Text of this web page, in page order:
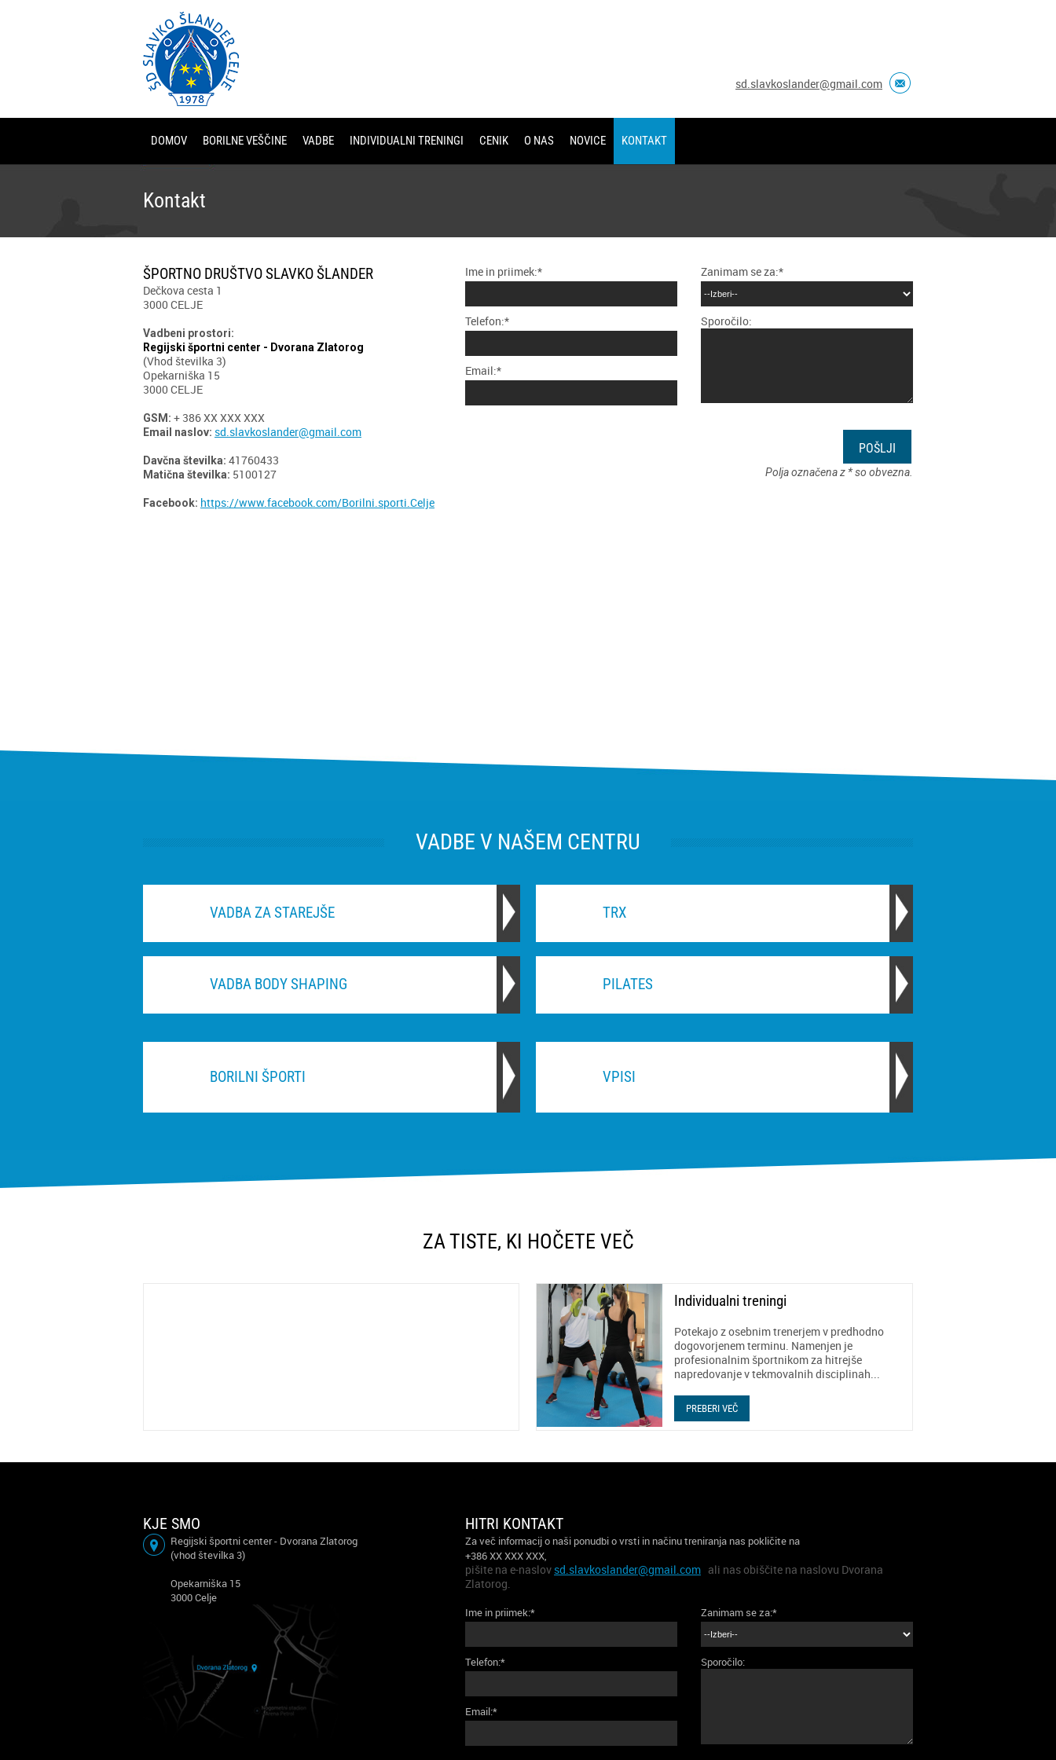
sd.slavkoslander@gmail.com
DOMOV BORILNE VEŠČINE VADBE INDIVIDUALNI TRENINGI CENIK O NAS NOVICE KONTAKT
Kontakt
ŠPORTNO DRUŠTVO SLAVKO ŠLANDER
Dečkova cesta 1
3000 CELJE
Vadbeni prostori:
Regijski športni center - Dvorana Zlatorog
(Vhod številka 3)
Opekarniška 15
3000 CELJE
GSM: + 386 XX XXX XXX
Email naslov: sd.slavkoslander@gmail.com
Davčna številka: 41760433
Matična številka: 5100127
Facebook: https://www.facebook.com/Borilni.sporti.Celje
Ime in priimek:*
Telefon:*
Email:*
Zanimam se za:*
Sporočilo:
POŠLJI
Polja označena z * so obvezna.
VADBE V NAŠEM CENTRU
VADBA ZA STAREJŠE TRX
VADBA BODY SHAPING PILATES
BORILNI ŠPORTI VPISI
ZA TISTE, KI HOČETE VEČ
Individualni treningi
Potekajo z osebnim trenerjem v predhodno
dogovorjenem terminu. Namenjen je
profesionalnim športnikom za hitrejše
napredovanje v tekmovalnih disciplinah...
PREBERI VEČ
KJE SMO
Regijski športni center - Dvorana Zlatorog
(vhod številka 3)
Opekarniška 15
3000 Celje
HITRI KONTAKT
Za več informacij o naši ponudbi o vrsti in načinu treniranja nas pokličite na
+386 XX XXX XXX,
pišite na e-naslov sd.slavkoslander@gmail.com ali nas obiščite na naslovu Dvorana
Zlatorog.
Ime in priimek:*
Telefon:*
Email:*
Zanimam se za:*
Sporočilo: